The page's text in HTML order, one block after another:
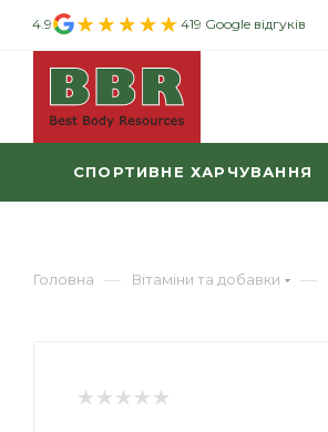
4.9 419 Google відгуків
СПОРТИВНЕ ХАРЧУВАННЯ
Головна — Вітаміни та добавки —